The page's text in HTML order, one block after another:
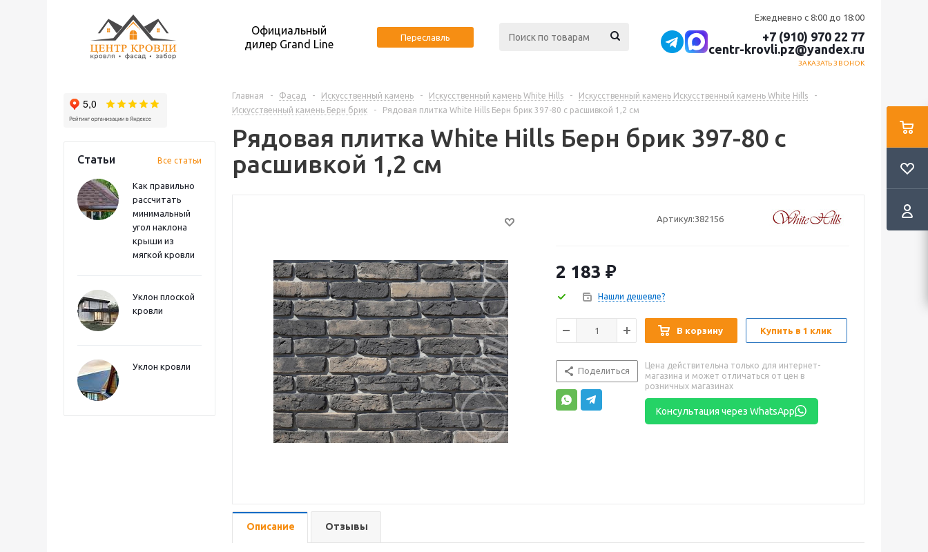
Официальный
дилер Grand Line
Переславль
Ежедневно с 8:00 до 18:00
+7 (910) 970 22 77
centr-krovli.pz@yandex.ru
ЗАКАЗАТЬ ЗВОНОК
Статьи Все статьи
Как правильно
рассчитать
минимальный
угол наклона
крыши из
мягкой кровли
Уклон плоской
кровли
Уклон кровли
Главная - Фасад - Искусственный камень - Искусственный камень White Hills - Искусственный камень Искусственный камень White Hills
-
Искусственный камень Берн брик
- Рядовая плитка White Hills Берн брик 397-80 с расшивкой 1,2 см
Рядовая плитка White Hills Берн брик 397-80 с
расшивкой 1,2 см
Артикул:382156
2 183 ₽
Нашли дешевле?
В корзину Купить в 1 клик
Поделиться
Цена действительна только для интернет-
магазина и может отличаться от цен в
розничных магазинах
Консультация через WhatsApp
Описание Отзывы